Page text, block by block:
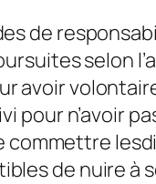
de
selon
avoir
pour n’avoir
de nuire à